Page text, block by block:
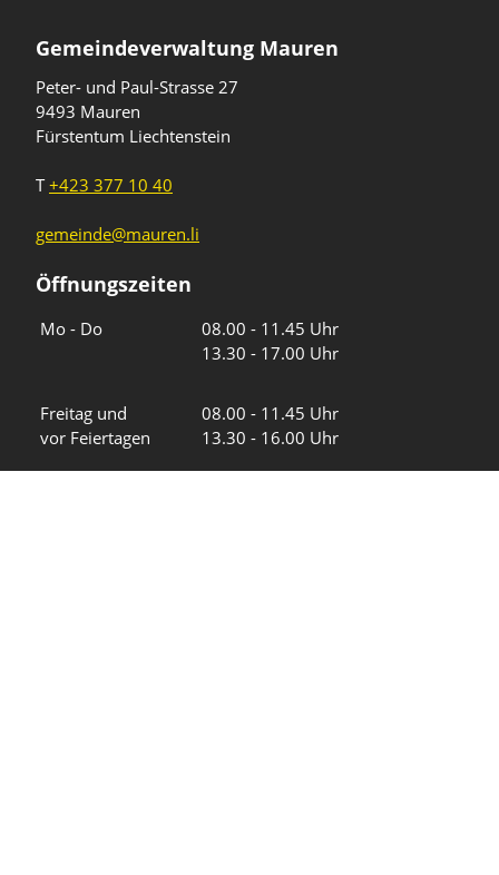
Gemeindeverwaltung Mauren
Peter- und Paul-Strasse 27
9493 Mauren
Fürstentum Liechtenstein
T+423 377 10 40
gemeinde@mauren.li
Öffnungszeiten
Mo - Do
08.00 - 11.45 Uhr
13.30 - 17.00 Uhr
Freitag und
vor Feiertagen
08.00 - 11.45 Uhr
13.30 - 16.00 Uhr